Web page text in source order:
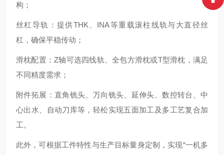
构；
丝杠导轨：提供THK、INA等重载滚柱线轨与大直径丝
杠，确保平稳传动；
滑枕配置：Z轴可选四线轨、全包方滑枕或T型滑枕，满足
不同精度需求；
附件拓展：直角铣头、万向铣头、延伸头、数控转台、中
心出水、自动刀库等，轻松实现五面加工及多工艺复合加
工。
此外，可根据工件特性与生产目标量身定制，实现“一机多